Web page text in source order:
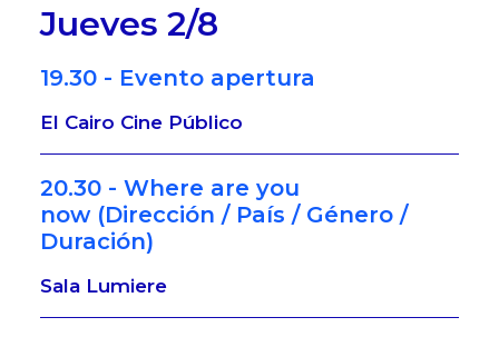
Jueves 2/8
19.30 - Evento apertura
El Cairo Cine Público
20.30 - Where are you
now (Dirección / País / Género /
Duración)
Sala Lumiere